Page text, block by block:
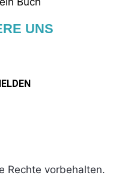
UNS
Rechte vorbehalten.